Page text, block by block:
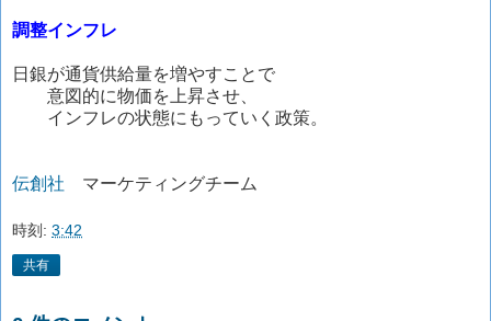
調整インフレ
日銀が通貨供給量を増やすことで
意図的に物価を上昇させ、
インフレの状態にもっていく政策。
伝創社 マーケティングチーム
時刻: 3:42
共有